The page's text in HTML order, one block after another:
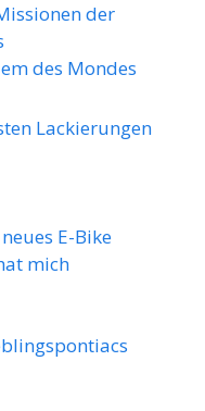
der
des Mondes
Lackierungen
E-Bike
mich